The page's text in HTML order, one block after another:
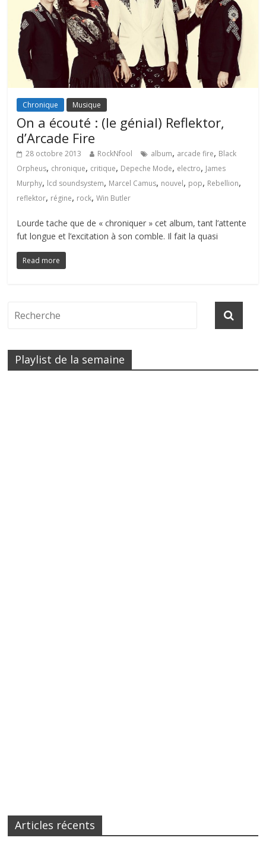
Chronique Musique
On a écouté : (le génial) Reflektor,
d’Arcade Fire
28 octobre 2013 RockNfool album, arcade fire, Black
Orpheus, chronique, critique, Depeche Mode, electro, James
Murphy, lcd soundsystem, Marcel Camus, nouvel, pop, Rebellion,
reflektor, régine, rock,Win Butler
Lourde tache que de « chroniquer » cet album, tant l’attente
fut longue et l’excitation à son comble. Il fait la quasi
Read more
Playlist de la semaine
Articles récents